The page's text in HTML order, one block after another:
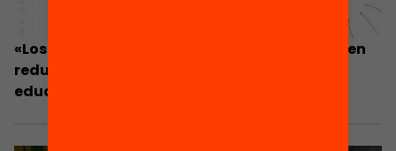
«Los programas de refuerzo educativo pueden
reducir eficientemente las desigualdades
educativas»